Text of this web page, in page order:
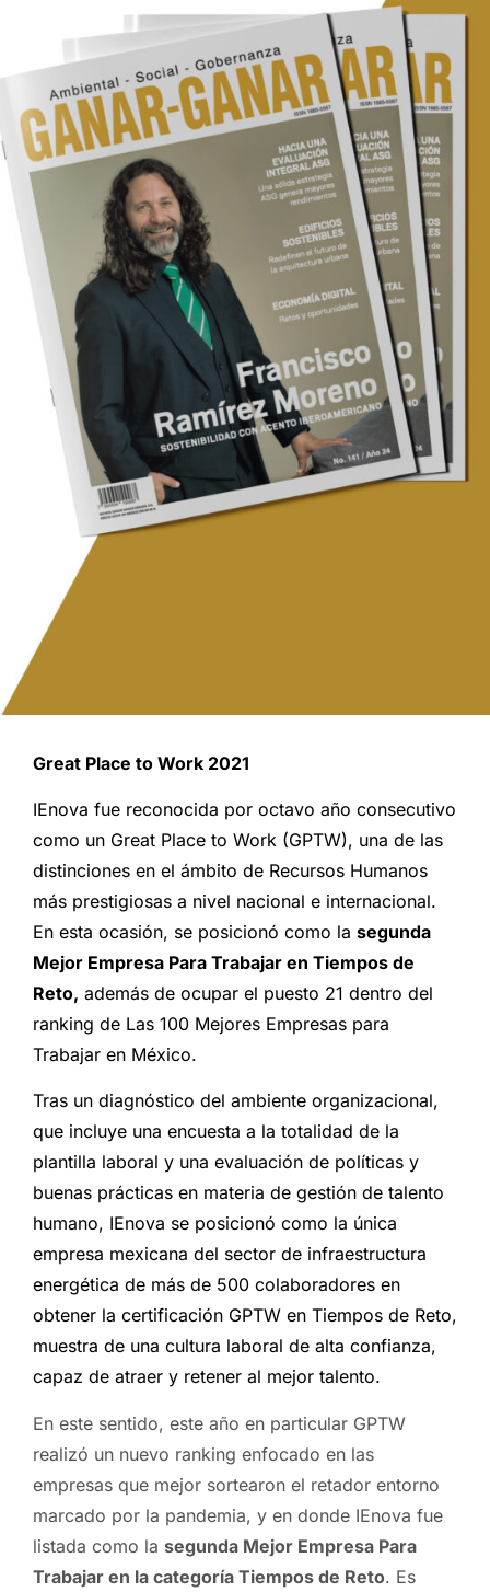
Great Place to Work 2021
IEnova fue reconocida por octavo año consecutivo
como un Great Place to Work (GPTW), una de las
distinciones en el ámbito de Recursos Humanos
más prestigiosas a nivel nacional e internacional.
En esta ocasión, se posicionó como la segunda
Mejor Empresa Para Trabajar en Tiempos de
Reto, además de ocupar el puesto 21 dentro del
ranking de Las 100 Mejores Empresas para
Trabajar en México.
Tras un diagnóstico del ambiente organizacional,
que incluye una encuesta a la totalidad de la
plantilla laboral y una evaluación de políticas y
buenas prácticas en materia de gestión de talento
humano, IEnova se posicionó como la única
empresa mexicana del sector de infraestructura
energética de más de 500 colaboradores en
obtener la certificación GPTW en Tiempos de Reto,
muestra de una cultura laboral de alta confianza,
capaz de atraer y retener al mejor talento.
En este sentido, este año en particular GPTW
realizó un nuevo ranking enfocado en las
empresas que mejor sortearon el retador entorno
marcado por la pandemia, y en donde IEnova fue
listada como la segunda Mejor Empresa Para
Trabajar en la categoría Tiempos de Reto. Es